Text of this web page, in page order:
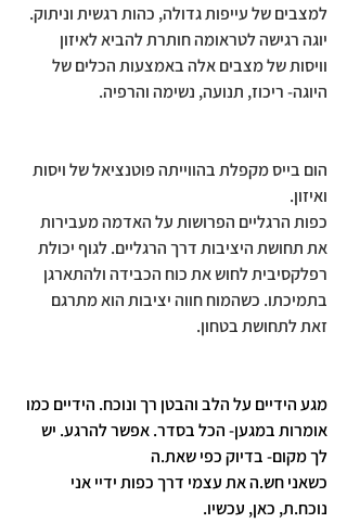
למצבים של עייפות גדולה, כהות רגשית וניתוק.
יוגה רגישה לטראומה חותרת להביא לאיזון
וויסות של מצבים אלה באמצעות הכלים של
היוגה- ריכוז, תנועה, נשימה והרפיה.
הום בייס מקפלת בהווייתה פוטנציאל של ויסות
ואיזון.
כפות הרגליים הפרושות על האדמה מעבירות
את תחושת היציבות דרך הרגליים. לגוף יכולת
רפלקסיבית לחוש את כוח הכבידה ולהתארגן
בתמיכתו. כשהמוח חווה יציבות הוא מתרגם
זאת לתחושת בטחון.
מגע הידיים על הלב והבטן רך ונוכח. הידיים כמו
אומרות במגען- הכל בסדר. אפשר להרגע. יש
לך מקום- בדיוק כפי שאת.ה
כשאני חש.ה את עצמי דרך כפות ידיי אני
נוכח.ת, כאן, עכשיו.